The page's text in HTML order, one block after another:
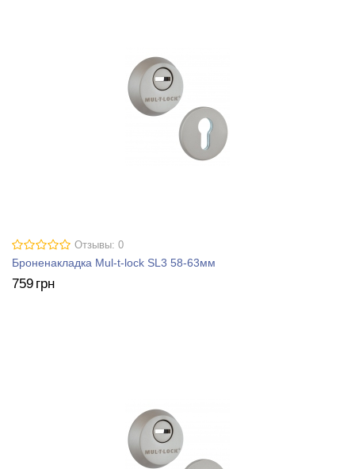
Отзывы: 0
Броненакладка Mul-t-lock SL3 58-63мм
759 грн